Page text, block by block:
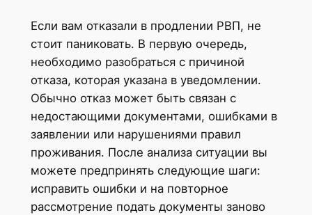
Если вам отказали в продлении РВП, не
стоит паниковать. В первую очередь,
необходимо разобраться с причиной
отказа, которая указана в уведомлении.
Обычно отказ может быть связан с
недостающими документами, ошибками в
заявлении или нарушениями правил
проживания. После анализа ситуации вы
можете предпринять следующие шаги:
исправить ошибки и на повторное
рассмотрение подать документы заново